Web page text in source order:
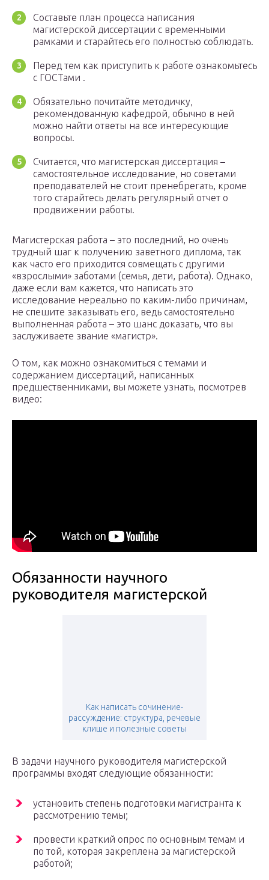
Составьте план процесса написания
магистерской диссертации с временными
рамками и старайтесь его полностью соблюдать.
Перед тем как приступить к работе ознакомьтесь
с ГОСТами .
Обязательно почитайте методичку,
рекомендованную кафедрой, обычно в ней
можно найти ответы на все интересующие
вопросы.
Считается, что магистерская диссертация –
самостоятельное исследование, но советами
преподавателей не стоит пренебрегать, кроме
того старайтесь делать регулярный отчет о
продвижении работы.
Магистерская работа – это последний, но очень
трудный шаг к получению заветного диплома, так
как часто его приходится совмещать с другими
«взрослыми» заботами (семья, дети, работа). Однако,
даже если вам кажется, что написать это
исследование нереально по каким-либо причинам,
не спешите заказывать его, ведь самостоятельно
выполненная работа – это шанс доказать, что вы
заслуживаете звание «магистр».
О том, как можно ознакомиться с темами и
содержанием диссертаций, написанных
предшественниками, вы можете узнать, посмотрев
видео:
Обязанности научного
руководителя магистерской
Как написать сочинение-
рассуждение: структура, речевые
клише и полезные советы
В задачи научного руководителя магистерской
программы входят следующие обязанности:
установить степень подготовки магистранта к
рассмотрению темы;
провести краткий опрос по основным темам и
по той, которая закреплена за магистерской
работой;